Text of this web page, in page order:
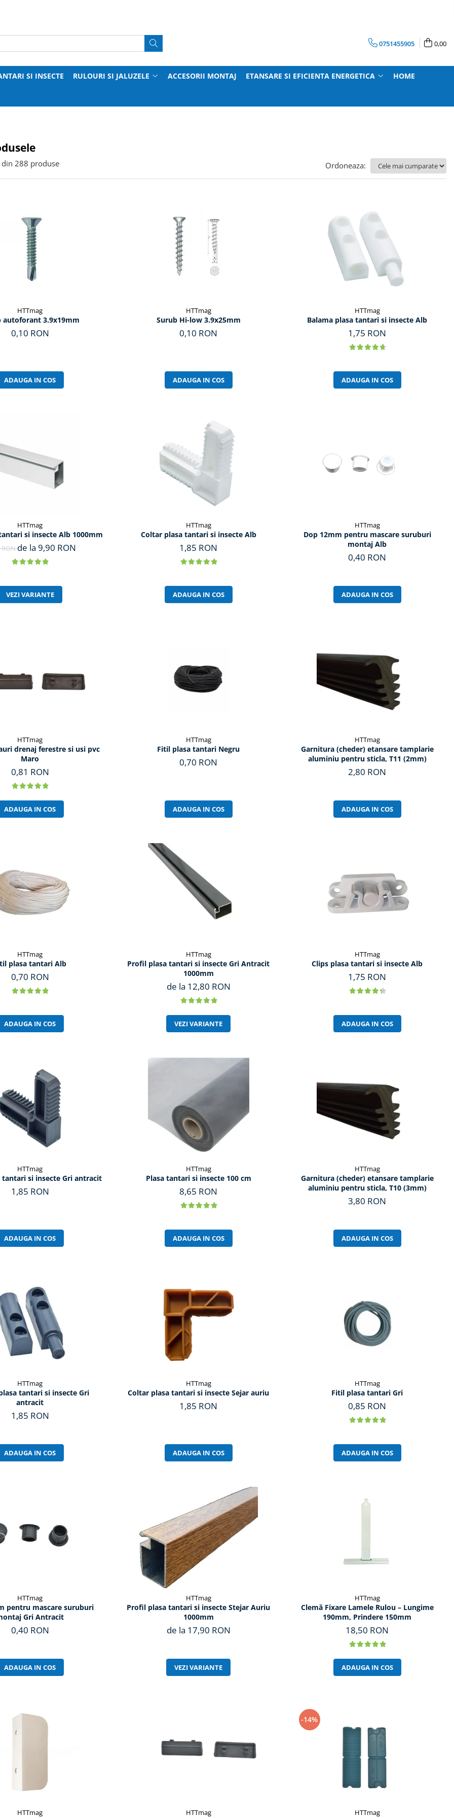
0751455905 0,00
SI INSECTE RULOURI SI JALUZELE ACCESORII MONTAJ ETANSARE SI EFICIENTA ENERGETICA HOME
din 288 produse Ordoneaza:
HTTmag
autoforant 3.9x19mm
0,10 RON
ADAUGA IN COS
HTTmag
Surub Hi-low 3.9x25mm
0,10 RON
ADAUGA IN COS
HTTmag
Balama plasa tantari si insecte Alb
1,75 RON
ADAUGA IN COS
HTTmag
si insecte Alb 1000mm
RONde la 9,90 RON
VEZI VARIANTE
HTTmag
Coltar plasa tantari si insecte Alb
1,85 RON
ADAUGA IN COS
HTTmag
Dop 12mm pentru mascare suruburi
montaj Alb
0,40 RON
ADAUGA IN COS
HTTmag
drenaj ferestre si usi pvc
Maro
0,81 RON
ADAUGA IN COS
HTTmag
Fitil plasa tantari Negru
0,70 RON
ADAUGA IN COS
HTTmag
Garnitura (cheder) etansare tamplarie
aluminiu pentru sticla, T11 (2mm)
2,80 RON
ADAUGA IN COS
HTTmag
plasa tantari Alb
0,70 RON
ADAUGA IN COS
HTTmag
Profil plasa tantari si insecte Gri Antracit
1000mm
de la 12,80 RON
VEZI VARIANTE
HTTmag
Clips plasa tantari si insecte Alb
1,75 RON
ADAUGA IN COS
HTTmag
tantari si insecte Gri antracit
1,85 RON
ADAUGA IN COS
HTTmag
Plasa tantari si insecte 100 cm
8,65 RON
ADAUGA IN COS
HTTmag
Garnitura (cheder) etansare tamplarie
aluminiu pentru sticla, T10 (3mm)
3,80 RON
ADAUGA IN COS
HTTmag
tantari si insecte Gri
antracit
1,85 RON
ADAUGA IN COS
HTTmag
Coltar plasa tantari si insecte Sejar auriu
1,85 RON
ADAUGA IN COS
HTTmag
Fitil plasa tantari Gri
0,85 RON
ADAUGA IN COS
HTTmag
pentru mascare suruburi
Gri Antracit
0,40 RON
ADAUGA IN COS
HTTmag
Profil plasa tantari si insecte Stejar Auriu
1000mm
de la 17,90 RON
VEZI VARIANTE
HTTmag
Clemă Fixare Lamele Rulou – Lungime
190mm, Prindere 150mm
18,50 RON
ADAUGA IN COS
HTTmag HTTmag
-14%
HTTmag